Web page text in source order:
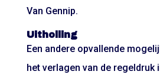
Van Gennip.
Uitholling
Een andere opvallende
het verlagen van de regeldruk